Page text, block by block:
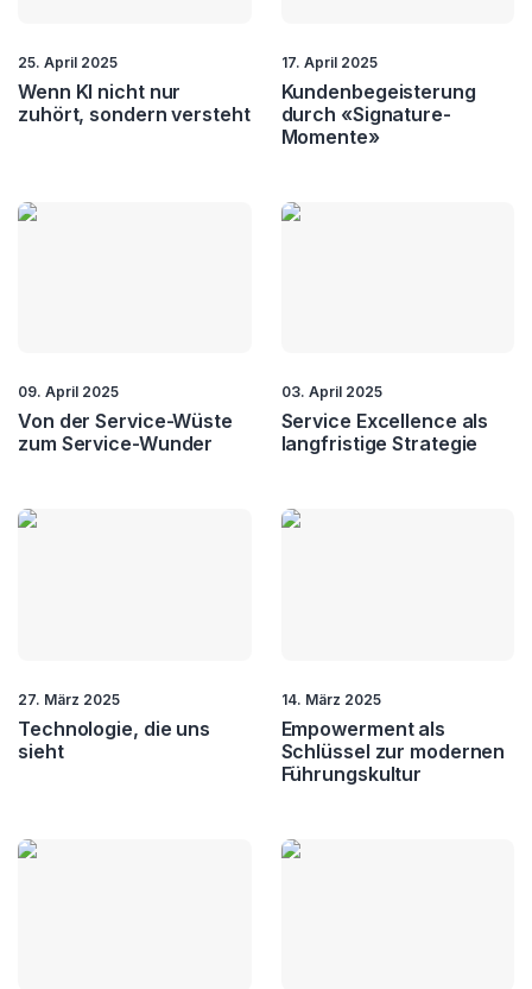
25. April 2025
Wenn KI nicht nur
zuhört, sondern versteht
17. April 2025
Kundenbegeisterung
durch «Signature-
Momente»
09. April 2025
Von der Service-Wüste
zum Service-Wunder
03. April 2025
Service Excellence als
langfristige Strategie
27. März 2025
Technologie, die uns
sieht
14. März 2025
Empowerment als
Schlüssel zur modernen
Führungskultur